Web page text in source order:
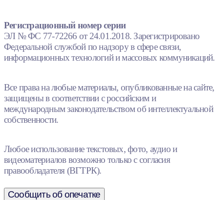
Регистрационный номер серии
ЭЛ № ФС 77-72266 от 24.01.2018. Зарегистрировано
Федеральной службой по надзору в сфере связи,
информационных технологий и массовых коммуникаций.
Все права на любые материалы, опубликованные на сайте,
защищены в соответствии с российским и
международным законодательством об интеллектуальной
собственности.
Любое использование текстовых, фото, аудио и
видеоматериалов возможно только с согласия
правообладателя (ВГТРК).
Сообщить об опечатке